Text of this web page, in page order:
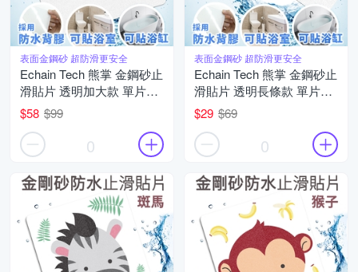
表面金鋼砂 超防滑更安全
Echain Tech 熊掌 金鋼砂止
滑貼片 透明加大款 單片
(18x18公分) 防滑貼片/浴室
貼/磁磚貼/防水止滑貼
$58 $99
0
表面金鋼砂 超防滑更安全
Echain Tech 熊掌 金鋼砂止
滑貼片 透明長條款 單片
(23x4公分) 防滑貼片/浴室
貼/磁磚貼/防水止滑貼
$29 $69
0